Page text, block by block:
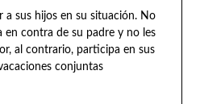
a sus hijos en su situación. No
en contra de su padre y no les
al contrario, participa en sus
conjuntas